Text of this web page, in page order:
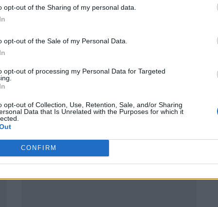
por no participar en la divulgación adicional de su información
en la Lista de participantes intermedios de la IAB.
opt-out of the Sharing of my personal data.
opt-out of the Sale of my Personal Data.
opt-out of processing my Personal Data for Targeted
opt-out of Collection, Use, Retention, Sale, and/or Sharing
Data that Is Unrelated with the Purposes for which it
CONFIRM
agosto, 2026 15:28
confirma que se podrá alternar libremente entre
y controles por ratón.